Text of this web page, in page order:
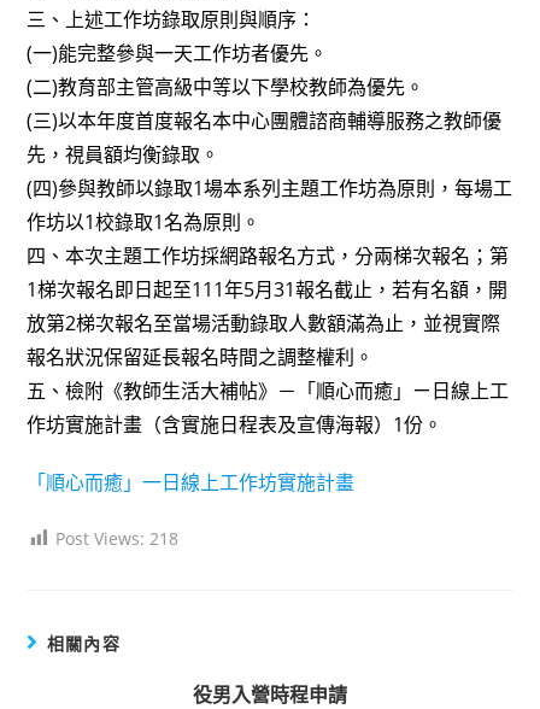
三、上述工作坊錄取原則與順序：
(一)能完整參與一天工作坊者優先。
(二)教育部主管高級中等以下學校教師為優先。
(三)以本年度首度報名本中心團體諮商輔導服務之教師優
先，視員額均衡錄取。
(四)參與教師以錄取1場本系列主題工作坊為原則，每場工
作坊以1校錄取1名為原則。
四、本次主題工作坊採網路報名方式，分兩梯次報名；第
1梯次報名即日起至111年5月31報名截止，若有名額，開
放第2梯次報名至當場活動錄取人數額滿為止，並視實際
報名狀況保留延長報名時間之調整權利。
五、檢附《教師生活大補帖》－「順心而癒」ㄧ日線上工
作坊實施計畫（含實施日程表及宣傳海報）1份。
「順心而癒」一日線上工作坊實施計畫
Post Views: 218
相關內容
役男入營時程申請